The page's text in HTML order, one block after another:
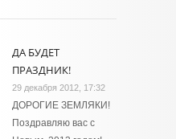
ДА БУДЕТ
ПРАЗДНИК!
29 декабря 2012, 17:32
ДОРОГИЕ ЗЕМЛЯКИ!
Поздравляю вас с